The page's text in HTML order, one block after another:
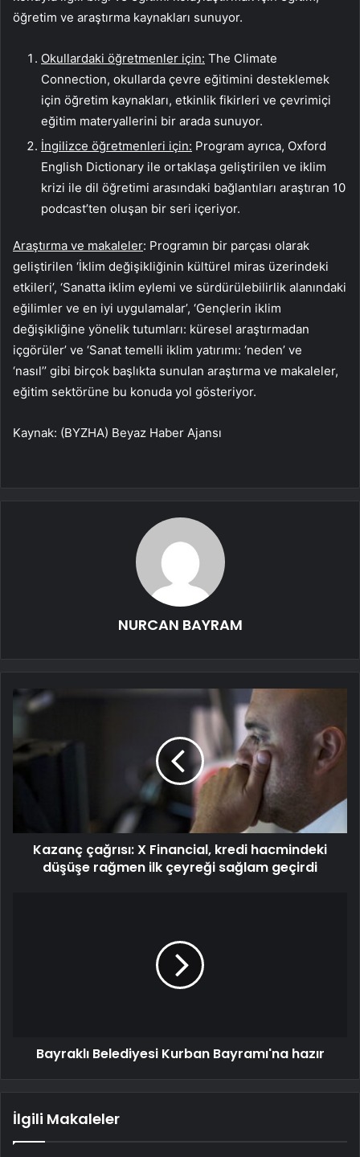
öğretim ve araştırma kaynakları sunuyor.
Okullardaki öğretmenler için: The Climate
Connection, okullarda çevre eğitimini desteklemek
için öğretim kaynakları, etkinlik fikirleri ve çevrimiçi
eğitim materyallerini bir arada sunuyor.
İngilizce öğretmenleri için: Program ayrıca, Oxford
English Dictionary ile ortaklaşa geliştirilen ve iklim
krizi ile dil öğretimi arasındaki bağlantıları araştıran 10
podcast’ten oluşan bir seri içeriyor.
Araştırma ve makaleler: Programın bir parçası olarak
geliştirilen ‘İklim değişikliğinin kültürel miras üzerindeki
etkileri’, ‘Sanatta iklim eylemi ve sürdürülebilirlik alanındaki
eğilimler ve en iyi uygulamalar’, ‘Gençlerin iklim
değişikliğine yönelik tutumları: küresel araştırmadan
içgörüler’ ve ‘Sanat temelli iklim yatırımı: ‘neden’ ve
‘nasıl’’ gibi birçok başlıkta sunulan araştırma ve makaleler,
eğitim sektörüne bu konuda yol gösteriyor.
Kaynak: (BYZHA) Beyaz Haber Ajansı
NURCAN BAYRAM
Kazanç çağrısı: X Financial, kredi hacmindeki
düşüşe rağmen ilk çeyreği sağlam geçirdi
Bayraklı Belediyesi Kurban Bayramı'na hazır
İlgili Makaleler